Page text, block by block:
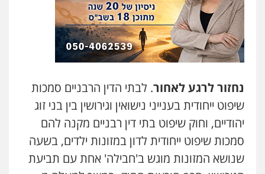
נחזור לרגע לאחור. לבתי הדין הרבניים סמכות
שיפוט ייחודית בענייני נישואין וגירושין בין בני זוג
יהודיים, וחוק שיפוט בתי דין רבניים מקנה להם
סמכות שיפוט ייחודית לדון במזונות ילדים, בשעה
שנושא המזונות מוגש ב'חבילה' אחת עם תביעת